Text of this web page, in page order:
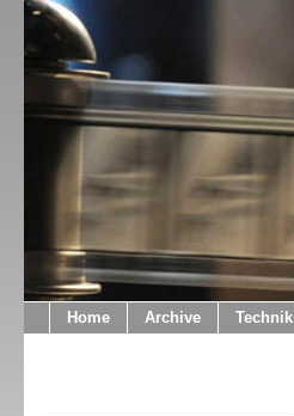
Home Archive Technik